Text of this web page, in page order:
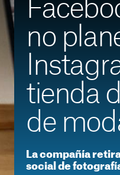
no
tienda
de
La compañía
social de